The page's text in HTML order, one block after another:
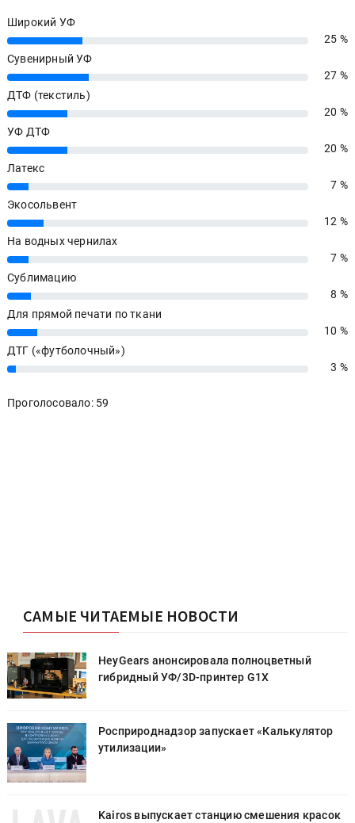
Широкий УФ
25%
25 %
Сувенирный УФ
27%
27 %
ДТФ (текстиль)
20%
20 %
УФ ДТФ
20%
20 %
Латекс
7%
7 %
Экосольвент
12%
12 %
На водных чернилах
7%
7 %
Сублимацию
8%
8 %
Для прямой печати по ткани
10%
10 %
ДТГ («футболочный»)
3% 3 %
Проголосовало: 59
САМЫЕ ЧИТАЕМЫЕ НОВОСТИ
HeyGears анонсировала полноцветный
гибридный УФ/3D-принтер G1X
Росприроднадзор запускает «Калькулятор
утилизации»
Kairos выпускает станцию смешения красок